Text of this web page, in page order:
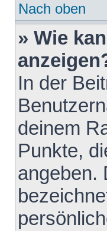
Nach oben
» Wie
In der
deinem
Punkte,
angeben.